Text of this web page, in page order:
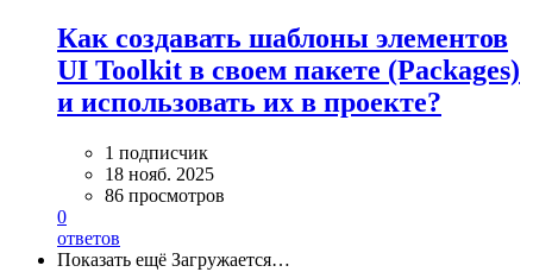
Как создавать шаблоны элементов
UI Toolkit в своем пакете (Packages)
и использовать их в проекте?
1 подписчик
18 нояб. 2025
86 просмотров
0
ответов
Показать ещё Загружается…